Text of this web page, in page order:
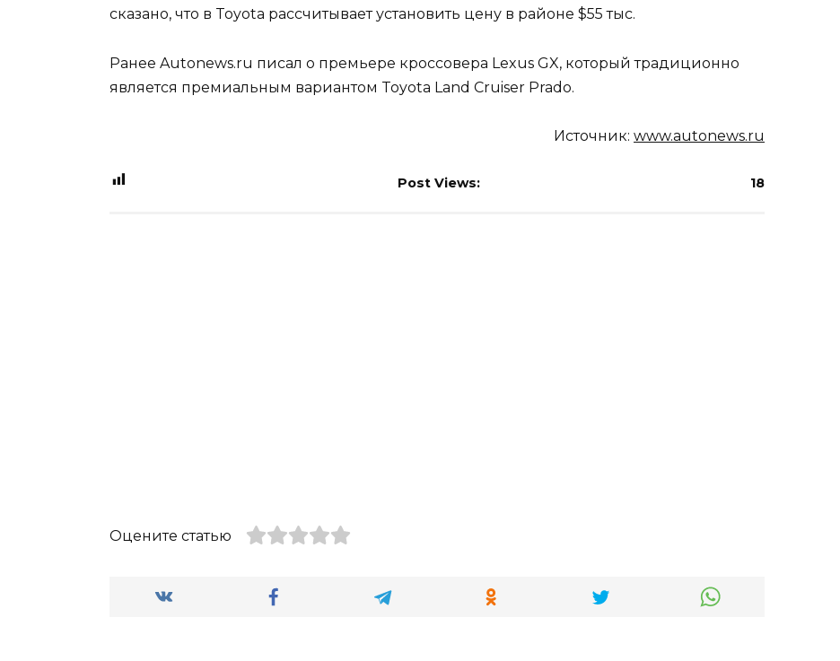
сказано, что в Toyota рассчитывает установить цену в районе $55 тыс.
Ранее Autonews.ru писал о премьере кроссовера Lexus GX, который традиционно
является премиальным вариантом Toyota Land Cruiser Prado.
Источник: www.autonews.ru
Post Views: 18
Оцените статью